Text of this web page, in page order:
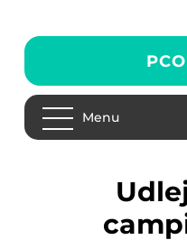
Menu
udlejning af